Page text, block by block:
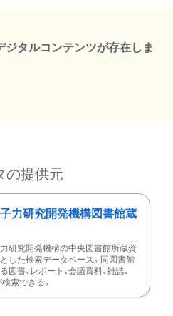
ジタルコンテンツが存在しま
の提供元
力研究開発機構図書館蔵
研究開発機構の中央図書館所蔵資
した検索データベース。同図書館
図書、レポート、会議資料、雑誌、
索できる。